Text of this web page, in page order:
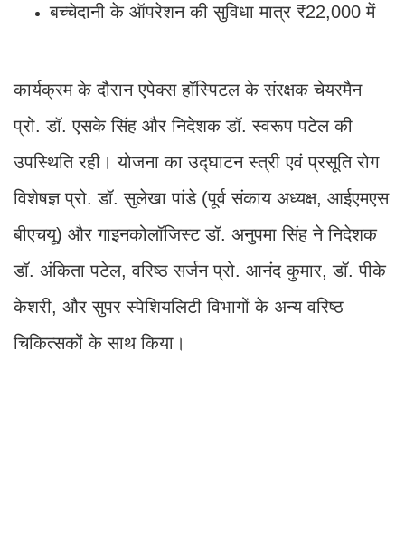
बच्चेदानी के ऑपरेशन की सुविधा मात्र ₹22,000 में
कार्यक्रम के दौरान एपेक्स हॉस्पिटल के संरक्षक चेयरमैन
प्रो. डॉ. एसके सिंह और निदेशक डॉ. स्वरूप पटेल की
उपस्थिति रही। योजना का उद्घाटन स्त्री एवं प्रसूति रोग
विशेषज्ञ प्रो. डॉ. सुलेखा पांडे (पूर्व संकाय अध्यक्ष, आईएमएस
बीएचयू) और गाइनकोलॉजिस्ट डॉ. अनुपमा सिंह ने निदेशक
डॉ. अंकिता पटेल, वरिष्ठ सर्जन प्रो. आनंद कुमार, डॉ. पीके
केशरी, और सुपर स्पेशियलिटी विभागों के अन्य वरिष्ठ
चिकित्सकों के साथ किया।